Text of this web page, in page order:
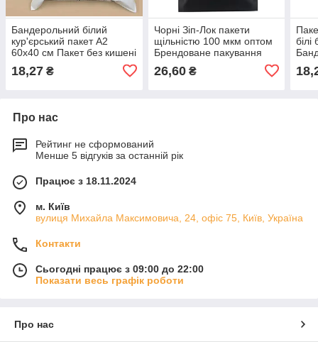
Бандерольний білий
кур'єрський пакет А2
60х40 см Пакет без кишені
з клейовим клапаном 100
шт.
18,27 ₴
Чорні Зіп-Лок пакети
щільністю 100 мкм оптом
Брендоване пакування
25х30 см з логотипом 100
шт.
26,60₴
білі
шт.
Про нас
Рейтинг не сформований
Менше 5 відгуків за останній рік
Працює з 18.11.2024
м. Київ
вулиця Михайла Максимовича, 24, офіс 75, Київ, Україна
Контакти
Сьогодні працює з 09:00 до 22:00
Показати весь графік роботи
Про нас